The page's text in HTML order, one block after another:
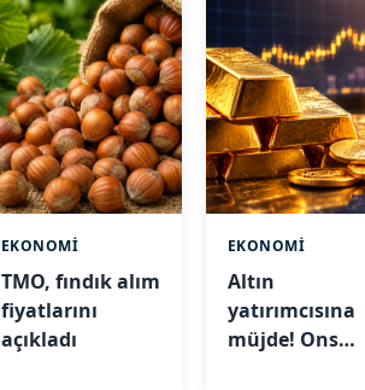
EKONOMİ
TMO, fındık alım
fiyatlarını
açıkladı
EKONOMİ
Altın
yatırımcısına
müjde! Ons